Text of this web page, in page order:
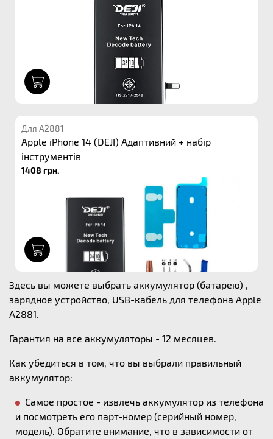
Для A2881
Apple iPhone 14 (DEJI) Адаптивний + набір
інструментів
1408 грн.
Здесь вы можете выбрать аккумулятор (батарею) ,
зарядное устройство, USB-кабель для телефона Apple
A2881.
Гарантия на все аккумуляторы - 12 месяцев.
Как убедиться в том, что вы выбрали правильный
аккумулятор:
Самое простое - извлечь аккумулятор из телефона
и посмотреть его парт-номер (серийный номер,
модель). Обратите внимание, что в зависимости от